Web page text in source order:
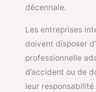
décennale.
Les entreprises
doivent disposer
professionnelle
d’accident ou de
leur